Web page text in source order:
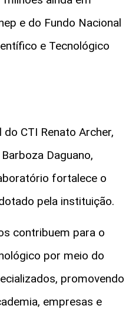
e do Fundo Nacional
e Tecnológico
CTI Renato Archer,
Daguano,
fortalece o
pela instituição.
contribuem para o
por meio do
promovendo
empresas e